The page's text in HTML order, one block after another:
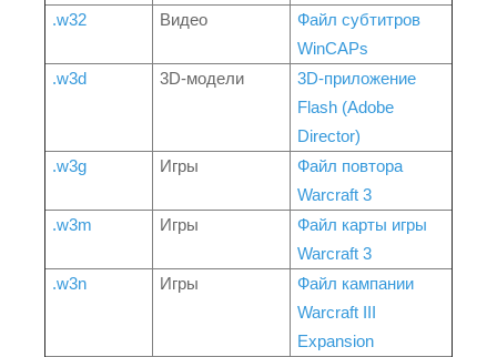
.w32
Видео
Файл субтитров
WinCAPs
.w3d
3D-модели
3D-приложение
Flash (Adobe
Director)
.w3g
Игры
Файл повтора
Warcraft 3
.w3m
Игры
Файл карты игры
Warcraft 3
.w3n
Игры
Файл кампании
Warcraft III
Expansion